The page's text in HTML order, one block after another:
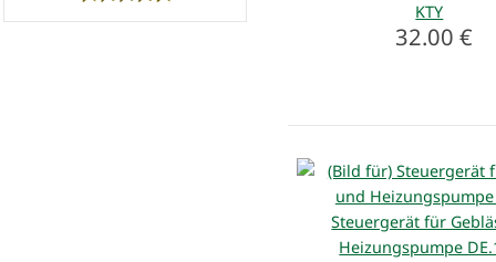
KTY
32.00 €
Steuergerät für
Heizungspumpe